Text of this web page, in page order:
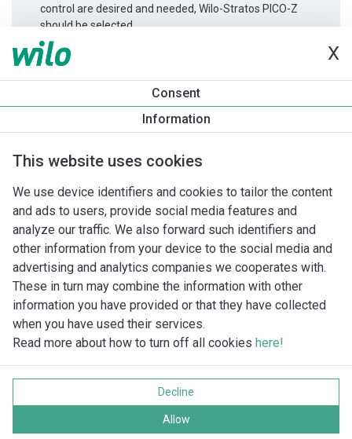
X
Consent
Information
This website uses cookies
We use device identifiers and cookies to tailor the content
and ads to users, provide social media features and
analyze our traffic. We also forward such identifiers and
other information from your device to the social media and
advertising and analytics companies we cooperates with.
These in turn may combine the information with other
information you have provided or that they have collected
when you have used their services.
Read more about how to turn off all cookies here!
Decline
Allow
control are desired and needed, Wilo-Stratos PICO-Z
should be selected.
Productinformatie
Yonos PICO-Z 25/0,5-6 -180
Imprint
Gegevensbescherming
Alle rechten voorbehouden